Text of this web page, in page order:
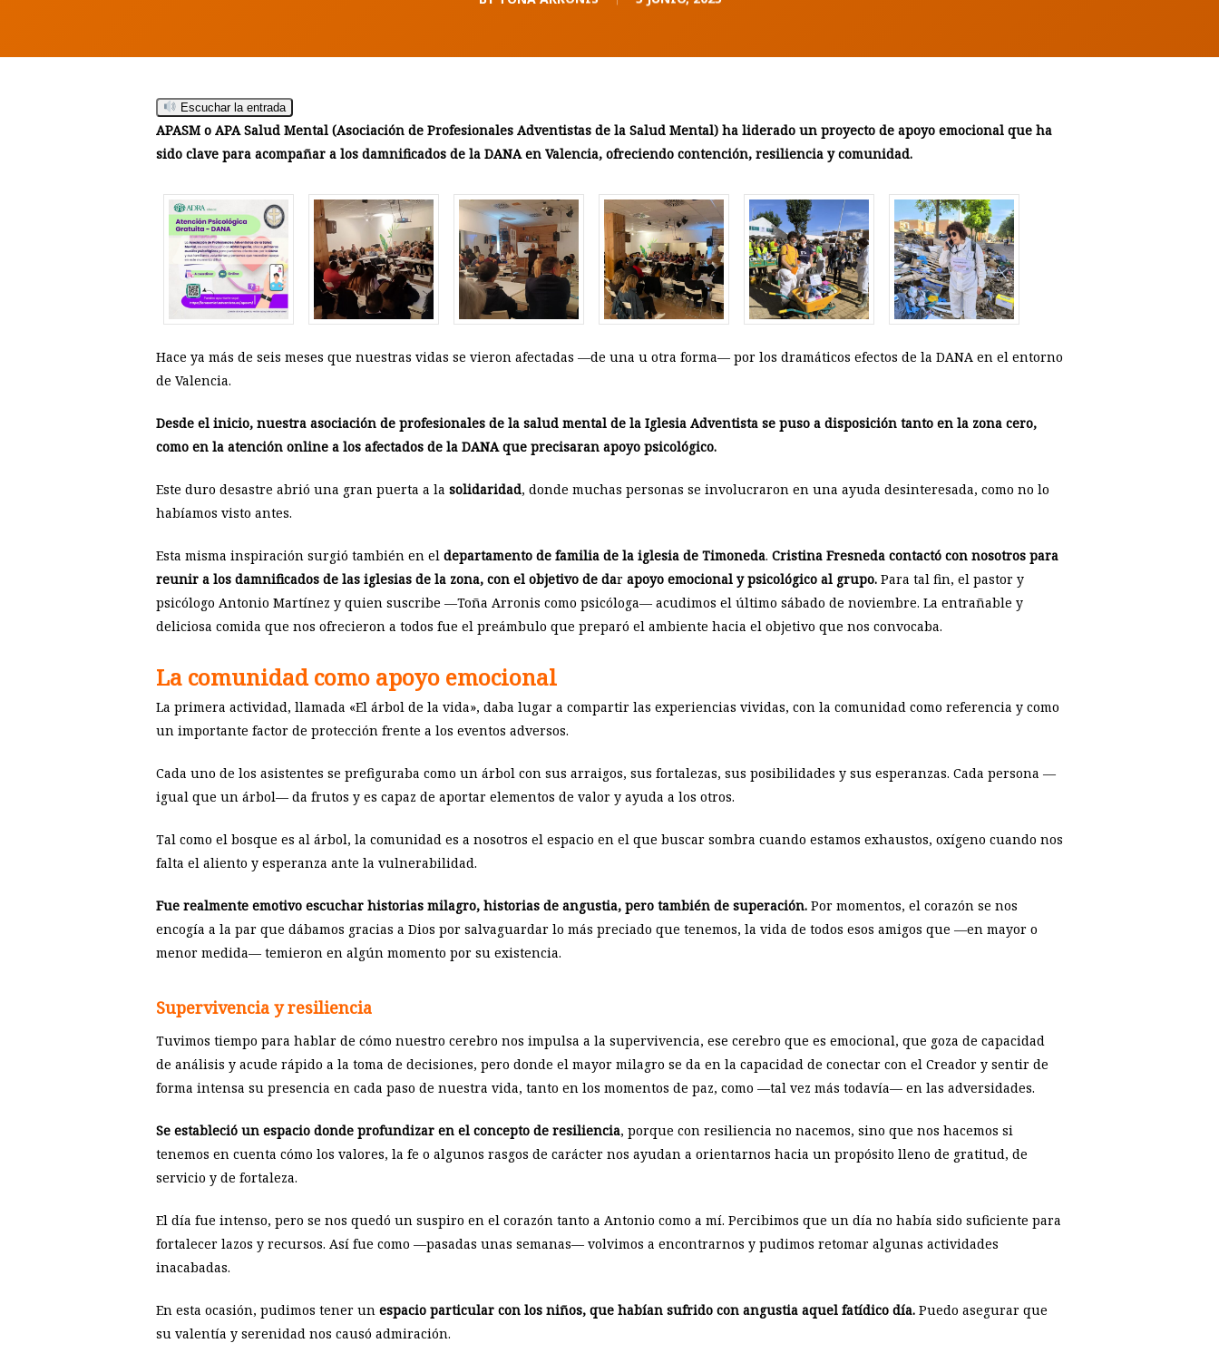
Hit enter to search or ESC to close
Escuchar la entrada
APASM o APA Salud Mental (Asociación de Profesionales Adventistas de la Salud Mental) ha liderado un proyecto de apoyo emocional que ha
sido clave para acompañar a los damnificados de la DANA en Valencia, ofreciendo contención, resiliencia y comunidad.
Hace ya más de seis meses que nuestras vidas se vieron afectadas —de una u otra forma— por los dramáticos efectos de la DANA en el entorno
de Valencia.
Desde el inicio, nuestra asociación de profesionales de la salud mental de la Iglesia Adventista se puso a disposición tanto en la zona cero,
como en la atención online a los afectados de la DANA que precisaran apoyo psicológico.
Este duro desastre abrió una gran puerta a la solidaridad, donde muchas personas se involucraron en una ayuda desinteresada, como no lo
habíamos visto antes.
Esta misma inspiración surgió también en el departamento de familia de la iglesia de Timoneda. Cristina Fresneda contactó con nosotros para
reunir a los damnificados de las iglesias de la zona, con el objetivo de dar apoyo emocional y psicológico al grupo. Para tal fin, el pastor y
psicólogo Antonio Martínez y quien suscribe —Toña Arronis como psicóloga— acudimos el último sábado de noviembre. La entrañable y
deliciosa comida que nos ofrecieron a todos fue el preámbulo que preparó el ambiente hacia el objetivo que nos convocaba.
La comunidad como apoyo emocional
La primera actividad, llamada «El árbol de la vida», daba lugar a compartir las experiencias vividas, con la comunidad como referencia y como
un importante factor de protección frente a los eventos adversos.
Cada uno de los asistentes se prefiguraba como un árbol con sus arraigos, sus fortalezas, sus posibilidades y sus esperanzas. Cada persona —
igual que un árbol— da frutos y es capaz de aportar elementos de valor y ayuda a los otros.
Tal como el bosque es al árbol, la comunidad es a nosotros el espacio en el que buscar sombra cuando estamos exhaustos, oxígeno cuando nos
falta el aliento y esperanza ante la vulnerabilidad.
Fue realmente emotivo escuchar historias milagro, historias de angustia, pero también de superación. Por momentos, el corazón se nos
encogía a la par que dábamos gracias a Dios por salvaguardar lo más preciado que tenemos, la vida de todos esos amigos que —en mayor o
menor medida— temieron en algún momento por su existencia.
Supervivencia y resiliencia
Tuvimos tiempo para hablar de cómo nuestro cerebro nos impulsa a la supervivencia, ese cerebro que es emocional, que goza de capacidad
de análisis y acude rápido a la toma de decisiones, pero donde el mayor milagro se da en la capacidad de conectar con el Creador y sentir de
forma intensa su presencia en cada paso de nuestra vida, tanto en los momentos de paz, como —tal vez más todavía— en las adversidades.
Se estableció un espacio donde profundizar en el concepto de resiliencia, porque con resiliencia no nacemos, sino que nos hacemos si
tenemos en cuenta cómo los valores, la fe o algunos rasgos de carácter nos ayudan a orientarnos hacia un propósito lleno de gratitud, de
servicio y de fortaleza.
El día fue intenso, pero se nos quedó un suspiro en el corazón tanto a Antonio como a mí. Percibimos que un día no había sido suficiente para
fortalecer lazos y recursos. Así fue como —pasadas unas semanas— volvimos a encontrarnos y pudimos retomar algunas actividades
inacabadas.
En esta ocasión, pudimos tener un espacio particular con los niños, que habían sufrido con angustia aquel fatídico día. Puedo asegurar que
su valentía y serenidad nos causó admiración.